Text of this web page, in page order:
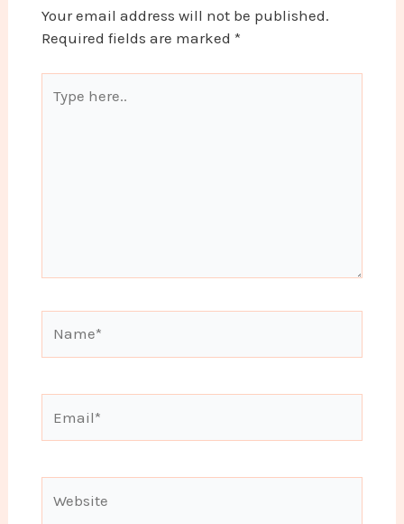
Your email address will not be published.
Required fields are marked *
here..